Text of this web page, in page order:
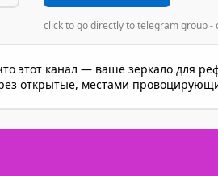
click to go directly to telegram group -
этот канал — ваше зеркало для
открытые, местами